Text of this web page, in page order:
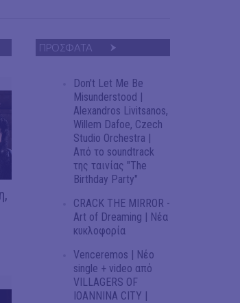
ΠΡΟΣΦΑΤΑ
Don't Let Me Be
Misunderstood |
Alexandros Livitsanos,
Willem Dafoe, Czech
Studio Orchestra |
Από το soundtrack
της ταινίας "The
Birthday Party"
CRACK THE MIRROR -
Art of Dreaming | Νέα
κυκλοφορία
Venceremos | Νέο
single + video από
VILLAGERS OF
IOANNINA CITY |